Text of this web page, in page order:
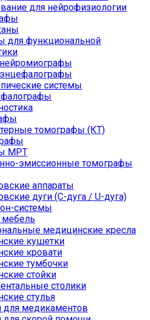
для нейрофизиологии
для функциональной
системы
томографы (КТ)
МРТ
эмиссионные томографы
аппараты
дуги (С-дуга / U-дуга)
системы
медицинские кресла
кушетки
кровати
тумбочки
стойки
столики
стулья
для медикаментов